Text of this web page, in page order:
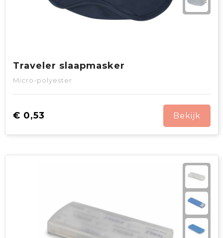
Traveler slaapmasker
Micro-polyester
€ 0,53 Bekijk